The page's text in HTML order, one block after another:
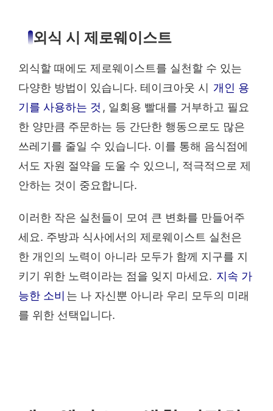
외식 시 제로웨이스트
외식할 때에도 제로웨이스트를 실천할 수 있는
다양한 방법이 있습니다. 테이크아웃 시 개인 용
기를 사용하는 것 , 일회용 빨대를 거부하고 필요
한 양만큼 주문하는 등 간단한 행동으로도 많은
쓰레기를 줄일 수 있습니다. 이를 통해 음식점에
서도 자원 절약을 도울 수 있으니, 적극적으로 제
안하는 것이 중요합니다.
이러한 작은 실천들이 모여 큰 변화를 만들어주
세요. 주방과 식사에서의 제로웨이스트 실천은
한 개인의 노력이 아니라 모두가 함께 지구를 지
키기 위한 노력이라는 점을 잊지 마세요. 지속 가
능한 소비 는 나 자신뿐 아니라 우리 모두의 미래
를 위한 선택입니다.